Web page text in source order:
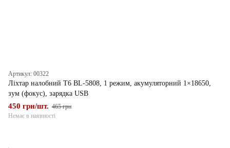
Артикул: 00322
Ліхтар налобний T6 BL-5808, 1 режим, акумуляторний 1×18650,
зум (фокус), зарядка USB
450 грн/шт. 465 грн
Немає в наявності